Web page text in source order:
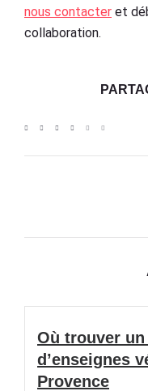
nous contacter et
collaboration.
Où trouver
d’enseignes
Provence